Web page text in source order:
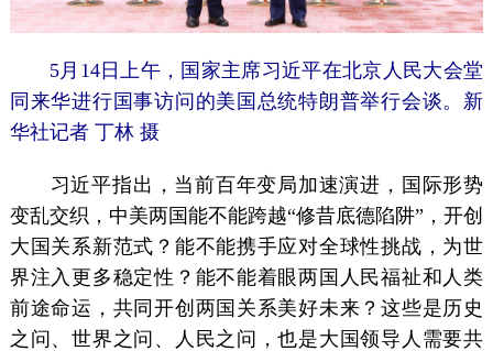
5月14日上午，国家主席习近平在北京人民大会堂
同来华进行国事访问的美国总统特朗普举行会谈。新
华社记者 丁林 摄
习近平指出，当前百年变局加速演进，国际形势
变乱交织，中美两国能不能跨越“修昔底德陷阱”，开创
大国关系新范式？能不能携手应对全球性挑战，为世
界注入更多稳定性？能不能着眼两国人民福祉和人类
前途命运，共同开创两国关系美好未来？这些是历史
之问、世界之问、人民之问，也是大国领导人需要共